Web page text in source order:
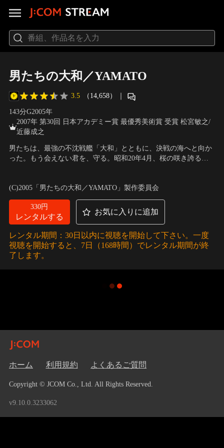
男たちの大和／YAMATO
3.5 （14,658） ｜
143分G2005年
2007年 第30回 日本アカデミー賞 最優秀美術賞 受賞 松宮敏之/
近藤成之
男たちは、最強の不沈戦艦「大和」とともに、決戦の海へと向か
った。もう会えない君を、守る。昭和20年4月、桜の咲き誇る故
を、家族を、友を、祖国を守りたかった…。戦後60年企画の超大
作。
(C)2005「男たちの大和／YAMATO」製作委員会
330円
レンタルする
お気に入りに追加
レンタル期間：30日以内に視聴を開始して下さい。一度
視聴を開始すると、7日（168時間）でレンタル期間が終
了します。
ホーム 利用規約 よくあるご質問
Copyright © JCOM Co., Ltd. All Rights Reserved.
v9.10.0.3233062